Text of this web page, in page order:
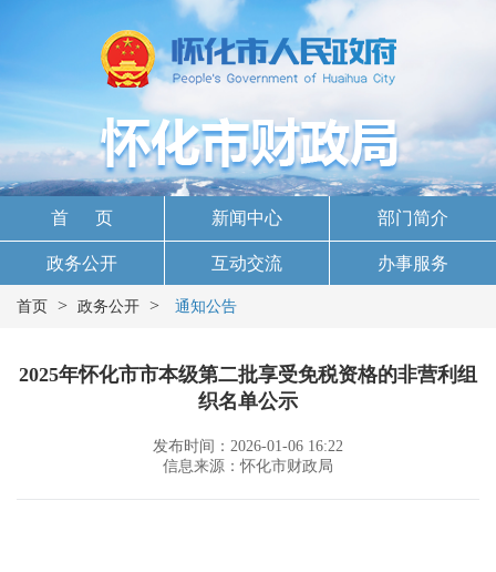
首 页 新闻中心 部门简介
政务公开 互动交流 办事服务
首页 > 政务公开 > 通知公告
2025年怀化市市本级第二批享受免税资格的非营利组
织名单公示
发布时间：2026-01-06 16:22
信息来源：怀化市财政局